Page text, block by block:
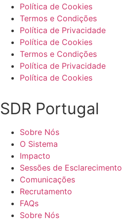
Política de Cookies
Termos e Condições
Política de Privacidade
Política de Cookies
Termos e Condições
Política de Privacidade
Política de Cookies
SDR Portugal
Sobre Nós
O Sistema
Impacto
Sessões de Esclarecimento
Comunicações
Recrutamento
FAQs
Sobre Nós